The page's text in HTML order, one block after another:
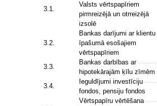
3.1.
Valsts vērtspapīriem
pirmreizējā un otrreizējā
izsolē
3.2.
Bankas darījumi ar klientu
īpašumā esošajiem
vērtspapīriem
3.3.
Bankas darbības ar
hipotekārajām ķīlu zīmēm
3.4.
Ieguldījumi investīciju
fondos, pensiju fondos
Vērtspapīru vērtēšana